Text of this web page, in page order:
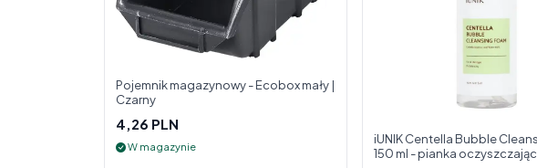
Pojemnik magazynowy - Ecobox mały |
Czarny
4,26 PLN
W magazynie
iUNIK Centella Bubble
150 ml - pianka